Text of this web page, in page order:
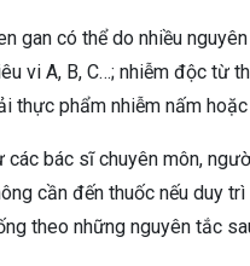
gan có thể do nhiều
vi A, B, C…; nhiễm độc từ
thực phẩm nhiễm nấm
các bác sĩ chuyên môn,
cần đến thuốc nếu duy
theo những nguyên tắc